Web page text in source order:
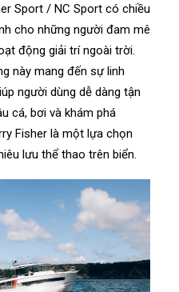
Sport / NC Sport có chiều
cho những người đam mê
động giải trí ngoài trời.
này mang đến sự linh
người dùng dễ dàng tận
cá, bơi và khám phá
Fisher là một lựa chọn
lưu thể thao trên biển.